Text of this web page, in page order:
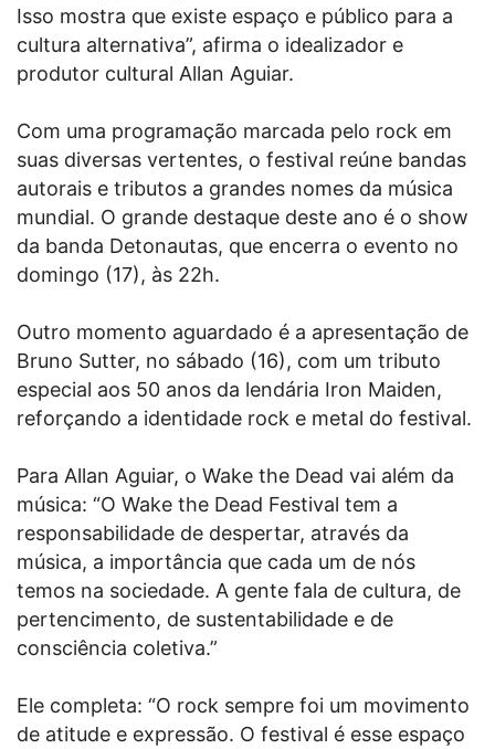
Isso mostra que existe espaço e público para a
cultura alternativa”, afirma o idealizador e
produtor cultural Allan Aguiar.
Com uma programação marcada pelo rock em
suas diversas vertentes, o festival reúne bandas
autorais e tributos a grandes nomes da música
mundial. O grande destaque deste ano é o show
da banda Detonautas, que encerra o evento no
domingo (17), às 22h.
Outro momento aguardado é a apresentação de
Bruno Sutter, no sábado (16), com um tributo
especial aos 50 anos da lendária Iron Maiden,
reforçando a identidade rock e metal do festival.
Para Allan Aguiar, o Wake the Dead vai além da
música: “O Wake the Dead Festival tem a
responsabilidade de despertar, através da
música, a importância que cada um de nós
temos na sociedade. A gente fala de cultura, de
pertencimento, de sustentabilidade e de
consciência coletiva.”
Ele completa: “O rock sempre foi um movimento
de atitude e expressão. O festival é esse espaço